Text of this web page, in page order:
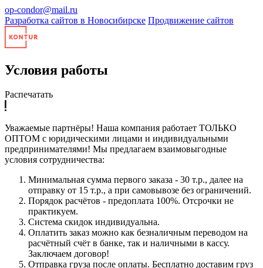
op-condor@mail.ru
Разработка сайтов в Новосибирске Продвижение сайтов
Условия работы
Распечатать
Уважаемые партнёры! Наша компания работает ТОЛЬКО
ОПТОМ с юридическими лицами и индивидуальными
предпринимателями! Мы предлагаем взаимовыгодные
условия сотрудничества:
Минимальная сумма первого заказа - 30 т.р., далее на
отправку от 15 т.р., а при самовывозе без ограничений.
Порядок расчётов - предоплата 100%. Отсрочки не
практикуем.
Система скидок индивидуальна.
Оплатить заказ можно как безналичным переводом на
расчётный счёт в банке, так и наличными в кассу.
Заключаем договор!
Отправка груза после оплаты. Бесплатно доставим груз